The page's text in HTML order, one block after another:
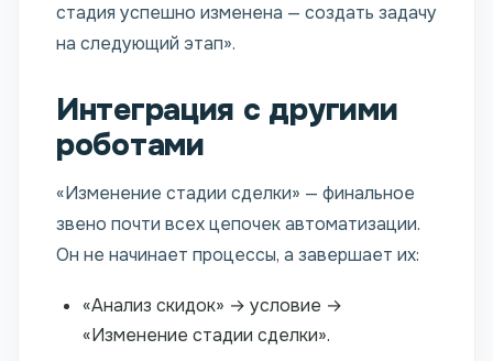
стадия успешно изменена — создать задачу
на следующий этап».
Интеграция с другими
роботами
«Изменение стадии сделки» — финальное
звено почти всех цепочек автоматизации.
Он не начинает процессы, а завершает их:
«Анализ скидок» → условие →
«Изменение стадии сделки».